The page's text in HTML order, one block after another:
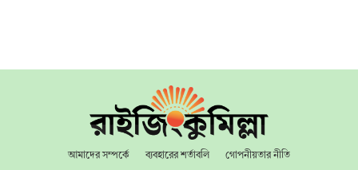
আমাদের সম্পর্কে ব্যবহারের শর্তাবলি গোপনীয়তার নীতি